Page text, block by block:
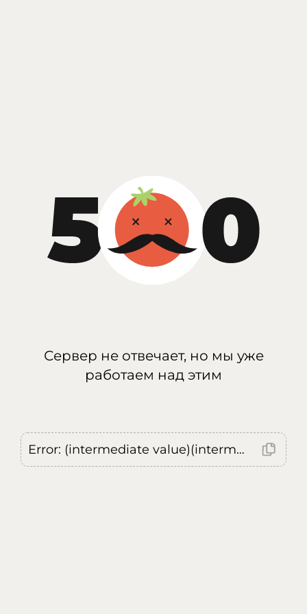
Сервер не отвечает, но мы уже
работаем над этим
Error: (intermediate value)(intermediate value)(intermediate value).replaceAll is not a function